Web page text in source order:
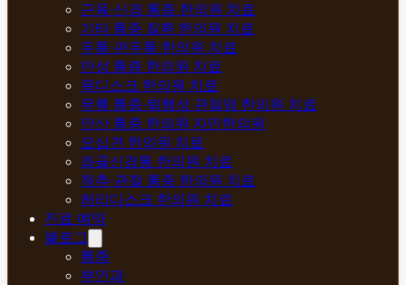
근육·신경 통증 한의원 치료
기타 통증 질환 한의원 치료
두통·편두통 한의원 치료
만성 통증 한의원 치료
목디스크 한의원 치료
무릎 통증·퇴행성 관절염 한의원 치료
안산 통증 한의원 자민한의원
오십견 한의원 치료
좌골신경통 한의원 치료
척추·관절 통증 한의원 치료
허리디스크 한의원 치료
진료 예약
블로그
통증
부인과